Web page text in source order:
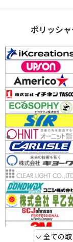
ポリッシ
全ての取